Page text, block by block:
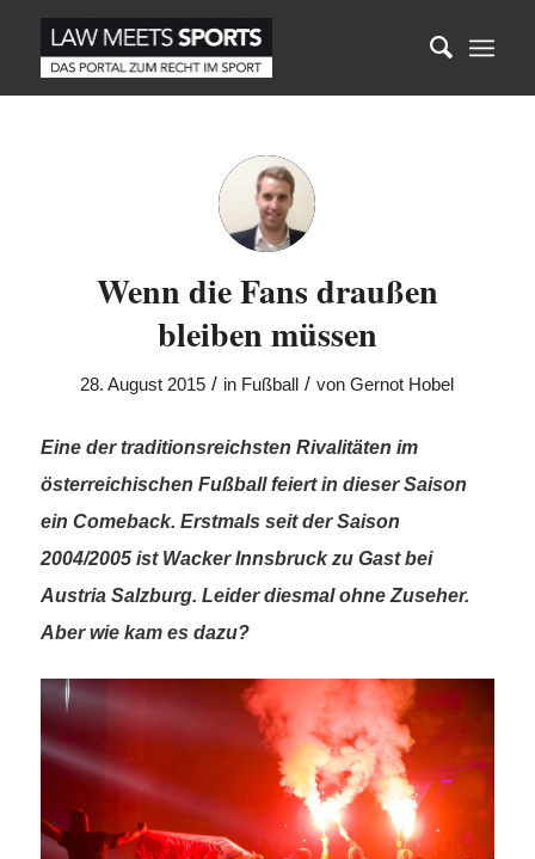
Wenn die Fans draußen
bleiben müssen
28. August 2015 / in Fußball / vonGernot Hobel
Eine der traditionsreichsten Rivalitäten im
österreichischen Fußball feiert in dieser Saison
ein Comeback. Erstmals seit der Saison
2004/2005 ist Wacker Innsbruck zu Gast bei
Austria Salzburg. Leider diesmal ohne Zuseher.
Aber wie kam es dazu?